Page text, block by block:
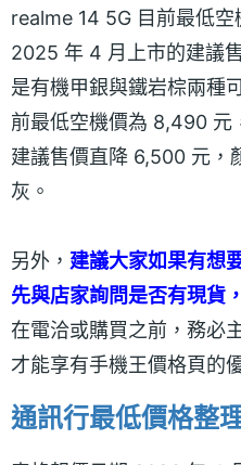
realme 14 5G 目前最低
2025 年 4 月上市的建議
是有機甲銀與鐵岩棕兩種
前最低空機價為 8,490
建議售價直降 6,500 元，
灰。
另外， 建議大家如果有想
先與店家詢問是否有現貨
在電洽或購買之前，務必
才能享有手機王價格頁的
通訊行最低價格整